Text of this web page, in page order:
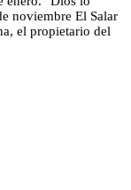
noviembre El Salar
el propietario del